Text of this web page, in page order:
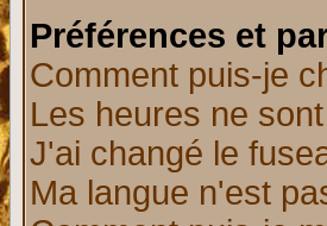
Préférences et
Comment puis-je
Les heures ne
J'ai changé le
Ma langue n'est